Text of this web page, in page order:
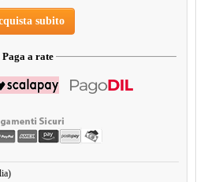
subito
Paga a rate